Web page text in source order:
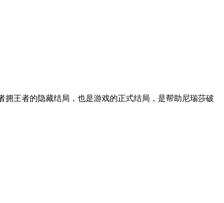
王者的隐藏结局，也是游戏的正式结局，是帮助尼瑞莎破